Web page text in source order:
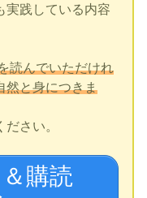
実践している内容
読んでいただけれ
然と身につきま
さい。
購読